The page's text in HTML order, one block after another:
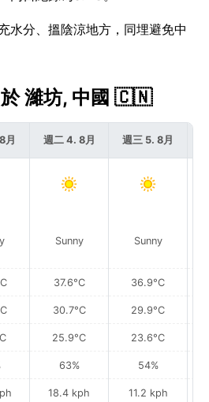
水分、搵陰涼地方，同埋避免中
於 濰坊, 中國 🇨🇳
月 週二 4. 8月
Sunny
37.6°C
30.7°C
25.9°C
63%
18.4 kph
週三 5. 8月
Sunny
36.9°C
29.9°C
23.6°C
54%
11.2 kph